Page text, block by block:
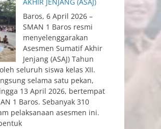
Baros, 6 April 2026 –
SMAN 1 Baros resmi
menyelenggarakan
Asesmen Sumatif Akhir
Jenjang (ASAJ) Tahun
seluruh siswa kelas XII.
selama satu pekan,
13 April 2026, bertempat
1 Baros. Sebanyak 310
pelaksanaan asesmen ini.